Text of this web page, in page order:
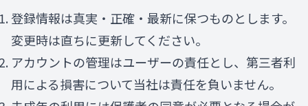
登録情報は真実・正確・最新に保つものとします。
変更時は直ちに更新してください。
アカウントの管理はユーザーの責任とし、第三者利
用による損害について当社は責任を負いません。